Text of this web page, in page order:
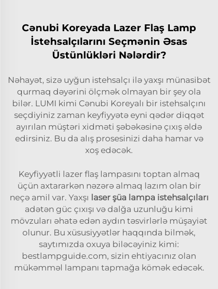
Cənubi Koreyada Lazer Flaş Lamp
İstehsalçılarını Seçmənin Əsas
Üstünlükləri Nələrdir?
Nəhayət, sizə uyğun istehsalçı ilə yaxşı münasibət
qurmaq dəyərini ölçmək olmayan bir şey ola
bilər. LUMI kimi Cənubi Koreyalı bir istehsalçını
seçdiyiniz zaman keyfiyyətə eyni qədər diqqət
ayırılan müştəri xidməti şəbəkəsinə çıxış əldə
edirsiniz. Bu da alış prosesinizi daha hamar və
xoş edəcək.
Keyfiyyətli lazer flaş lampasını toptan almaq
üçün axtararkən nəzərə almaq lazım olan bir
neçə amil var. Yaxşı laser şüa lampa istehsalçıları
adətən güc çıxışı və dalğa uzunluğu kimi
mövzuları əhatə edən aydın təsvirlərlə müşayiət
olunur. Bu xüsusiyyətlər haqqında bilmək,
saytımızda oxuya biləcəyiniz kimi:
bestlampguide.com, sizin ehtiyacınız olan
mükəmməl lampanı tapmağa kömək edəcək.